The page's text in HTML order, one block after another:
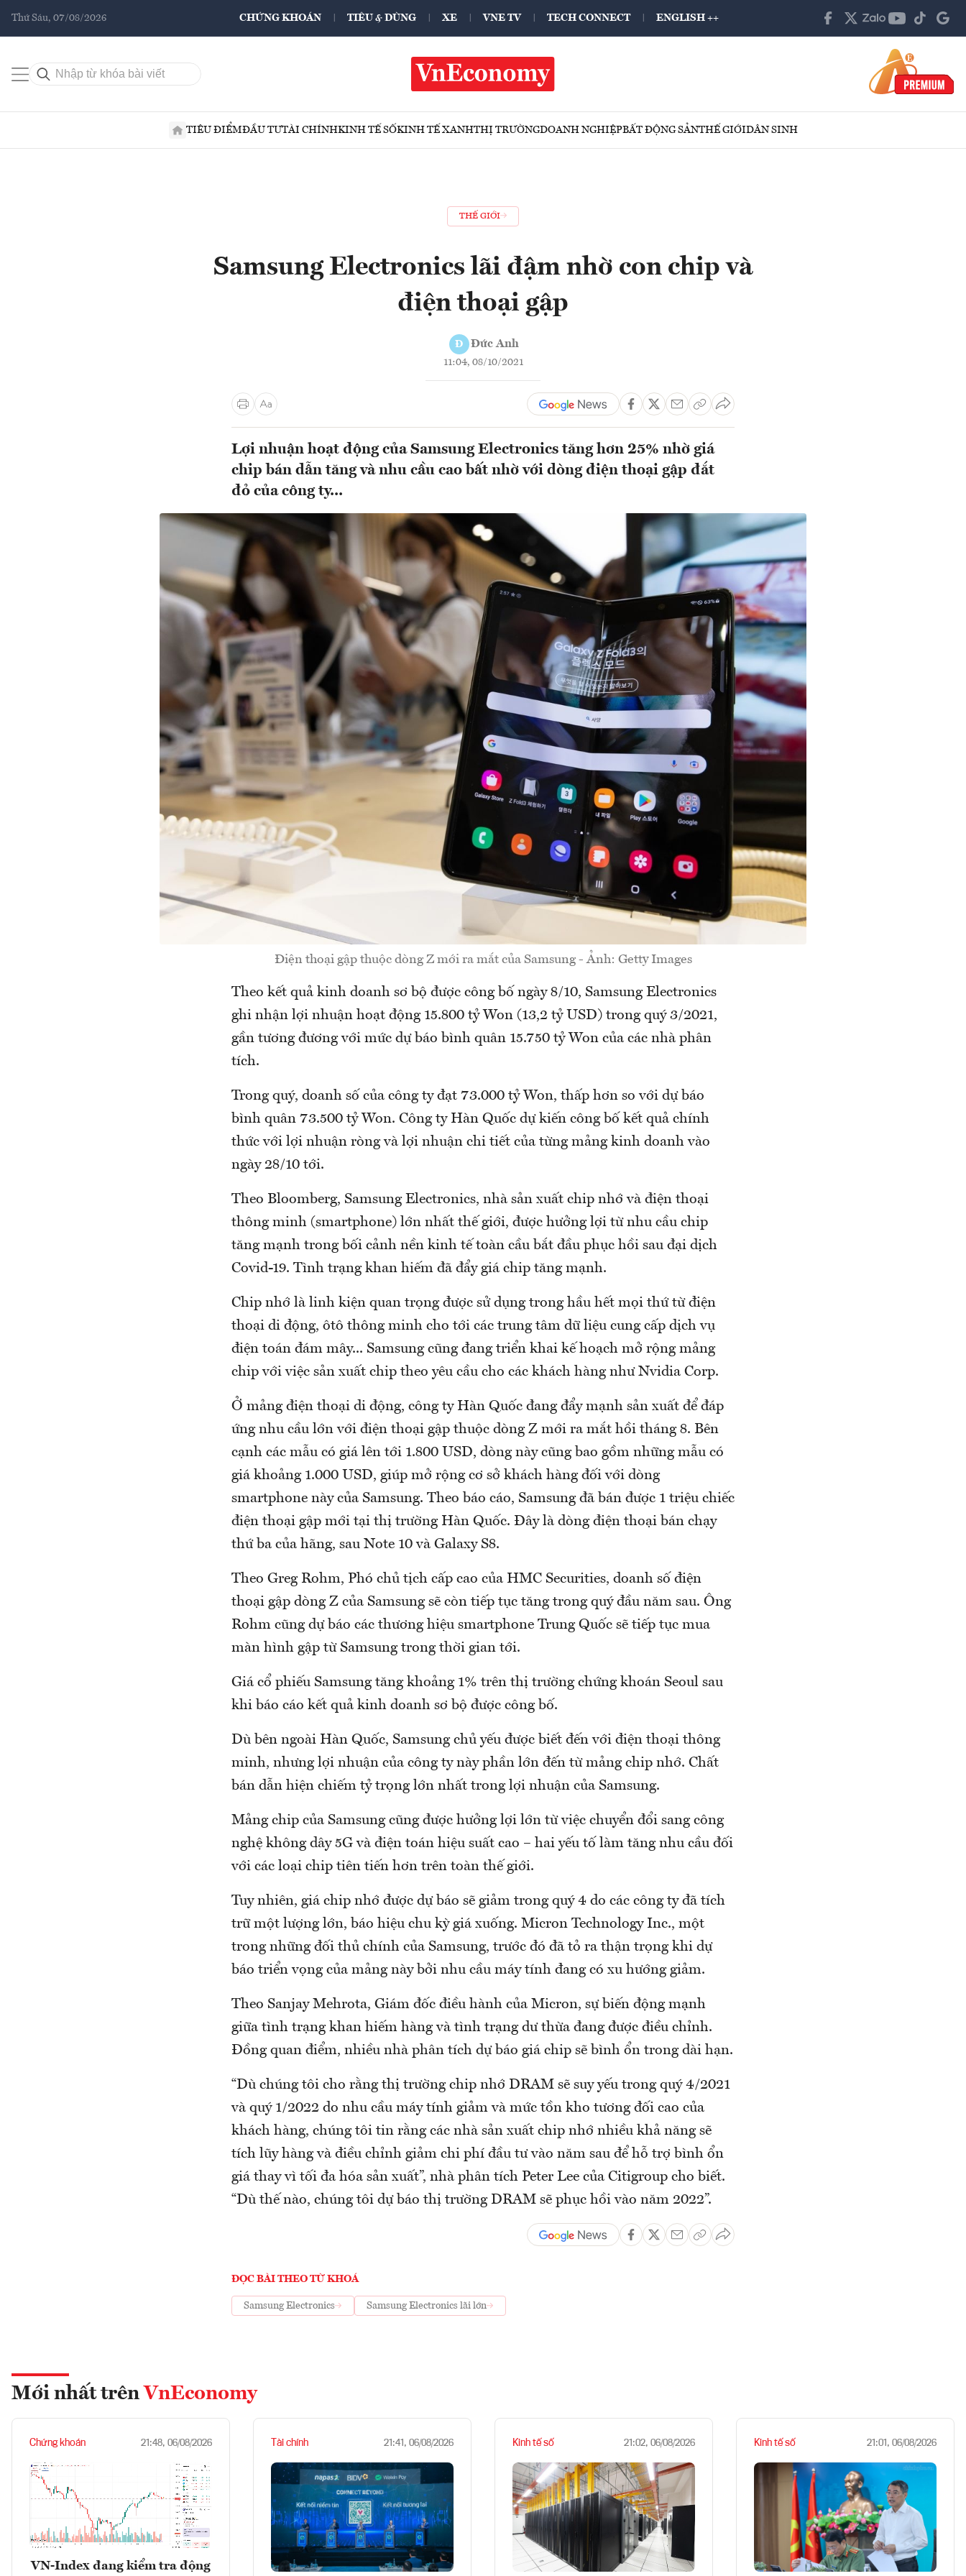
Thứ Sáu, 07/08/2026 CHỨNG KHOÁN TIÊU & DÙNG XE VNE TV TECH CONNECT ENGLISH ++
TIÊU ĐIỂMĐẦU TƯTÀI CHÍNHKINH TẾ SỐKINH TẾ XANHTHỊ TRƯỜNGDOANH NGHIỆPBẤT ĐỘNG SẢNTHẾ GIỚIDÂN SINH
THẾ GIỚI
Samsung Electronics lãi đậm nhờ con chip và
điện thoại gập
Đ Đức Anh
11:04, 08/10/2021
Lợi nhuận hoạt động của Samsung Electronics tăng hơn 25% nhờ giá
chip bán dẫn tăng và nhu cầu cao bất nhờ với dòng điện thoại gập đắt
đỏ của công ty...
Điện thoại gập thuộc dòng Z mới ra mắt của Samsung - Ảnh: Getty Images
Theo kết quả kinh doanh sơ bộ được công bố ngày 8/10, Samsung Electronics
ghi nhận lợi nhuận hoạt động 15.800 tỷ Won (13,2 tỷ USD) trong quý 3/2021,
gần tương đương với mức dự báo bình quân 15.750 tỷ Won của các nhà phân
tích.
Trong quý, doanh số của công ty đạt 73.000 tỷ Won, thấp hơn so với dự báo
bình quân 73.500 tỷ Won. Công ty Hàn Quốc dự kiến công bố kết quả chính
thức với lợi nhuận ròng và lợi nhuận chi tiết của từng mảng kinh doanh vào
ngày 28/10 tới.
Theo Bloomberg, Samsung Electronics, nhà sản xuất chip nhớ và điện thoại
thông minh (smartphone) lớn nhất thế giới, được hưởng lợi từ nhu cầu chip
tăng mạnh trong bối cảnh nền kinh tế toàn cầu bắt đầu phục hồi sau đại dịch
Covid-19. Tình trạng khan hiếm đã đẩy giá chip tăng mạnh.
Chip nhớ là linh kiện quan trọng được sử dụng trong hầu hết mọi thứ từ điện
thoại di động, ôtô thông minh cho tới các trung tâm dữ liệu cung cấp dịch vụ
điện toán đám mây... Samsung cũng đang triển khai kế hoạch mở rộng mảng
chip với việc sản xuất chip theo yêu cầu cho các khách hàng như Nvidia Corp.
Ở mảng điện thoại di động, công ty Hàn Quốc đang đẩy mạnh sản xuất để đáp
ứng nhu cầu lớn với điện thoại gập thuộc dòng Z mới ra mắt hồi tháng 8. Bên
cạnh các mẫu có giá lên tới 1.800 USD, dòng này cũng bao gồm những mẫu có
giá khoảng 1.000 USD, giúp mở rộng cơ sở khách hàng đối với dòng
smartphone này của Samsung. Theo báo cáo, Samsung đã bán được 1 triệu chiếc
điện thoại gập mới tại thị trường Hàn Quốc. Đây là dòng điện thoại bán chạy
thứ ba của hãng, sau Note 10 và Galaxy S8.
Theo Greg Rohm, Phó chủ tịch cấp cao của HMC Securities, doanh số điện
thoại gập dòng Z của Samsung sẽ còn tiếp tục tăng trong quý đầu năm sau. Ông
Rohm cũng dự báo các thương hiệu smartphone Trung Quốc sẽ tiếp tục mua
màn hình gập từ Samsung trong thời gian tới.
Giá cổ phiếu Samsung tăng khoảng 1% trên thị trường chứng khoán Seoul sau
khi báo cáo kết quả kinh doanh sơ bộ được công bố.
Dù bên ngoài Hàn Quốc, Samsung chủ yếu được biết đến với điện thoại thông
minh, nhưng lợi nhuận của công ty này phần lớn đến từ mảng chip nhớ. Chất
bán dẫn hiện chiếm tỷ trọng lớn nhất trong lợi nhuận của Samsung.
Mảng chip của Samsung cũng được hưởng lợi lớn từ việc chuyển đổi sang công
nghệ không dây 5G và điện toán hiệu suất cao – hai yếu tố làm tăng nhu cầu đối
với các loại chip tiên tiến hơn trên toàn thế giới.
Tuy nhiên, giá chip nhớ được dự báo sẽ giảm trong quý 4 do các công ty đã tích
trữ một lượng lớn, báo hiệu chu kỳ giá xuống. Micron Technology Inc., một
trong những đối thủ chính của Samsung, trước đó đã tỏ ra thận trọng khi dự
báo triển vọng của mảng này bởi nhu cầu máy tính đang có xu hướng giảm.
Theo Sanjay Mehrota, Giám đốc điều hành của Micron, sự biến động mạnh
giữa tình trạng khan hiếm hàng và tình trạng dư thừa đang được điều chỉnh.
Đồng quan điểm, nhiều nhà phân tích dự báo giá chip sẽ bình ổn trong dài hạn.
“Dù chúng tôi cho rằng thị trường chip nhớ DRAM sẽ suy yếu trong quý 4/2021
và quý 1/2022 do nhu cầu máy tính giảm và mức tồn kho tương đối cao của
khách hàng, chúng tôi tin rằng các nhà sản xuất chip nhớ nhiều khả năng sẽ
tích lũy hàng và điều chỉnh giảm chi phí đầu tư vào năm sau để hỗ trợ bình ổn
giá thay vì tối đa hóa sản xuất”, nhà phân tích Peter Lee của Citigroup cho biết.
“Dù thế nào, chúng tôi dự báo thị trường DRAM sẽ phục hồi vào năm 2022”.
ĐỌC BÀI THEO TỪ KHOÁ
Samsung Electronics Samsung Electronics lãi lớn
Mới nhất trên VnEconomy
Chứng khoán 21:48, 06/08/2026
VN-Index đang kiểm tra động
Tài chính 21:41, 06/08/2026 Kinh tế số 21:02, 06/08/2026 Kinh tế số 21:01, 06/08/2026